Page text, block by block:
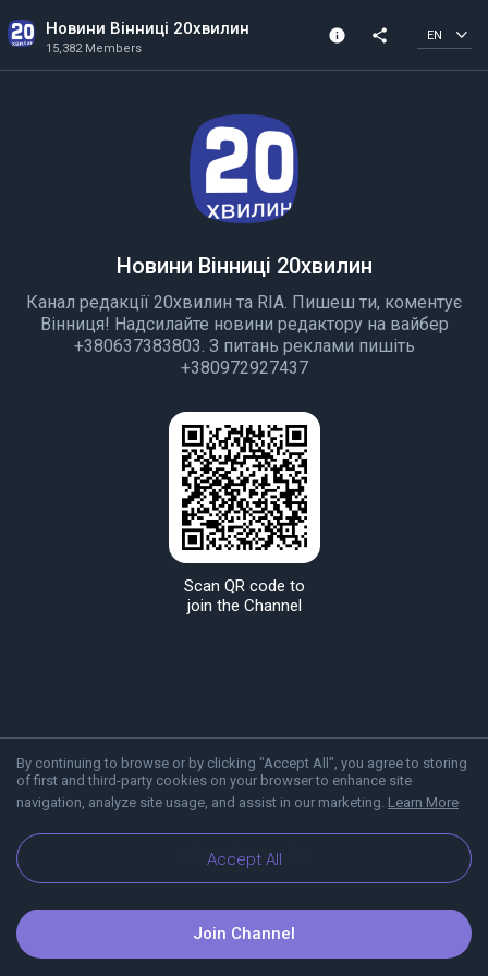
Новини Вінниці 20хвилин
15,382 Members
info
15,382 Members
share EN
By continuing to browse or by clicking "Accept All", you agree to storing
of first and third-party cookies on your browser to enhance site
navigation, analyze site usage, and assist in our marketing. Learn More
Accept All
Новини Вінниці 20хвилин
Канал редакції 20хвилин та RIA. Пишеш ти, коментує
Вінниця! Надсилайте новини редактору на вайбер
+380637383803. З питань реклами пишіть
+380972927437
Scan QR code to
join the Channel
About Viber Blog
Join Channel